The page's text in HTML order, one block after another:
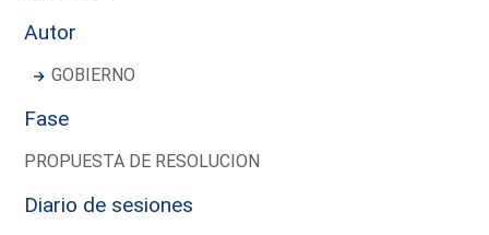
Autor
GOBIERNO
Fase
PROPUESTA DE RESOLUCION
Diario de sesiones